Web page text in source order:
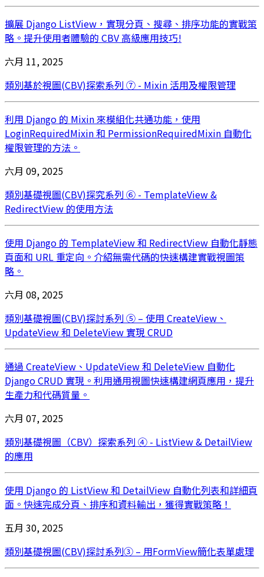
擴展 Django ListView，實現分頁、搜尋、排序功能的實戰策
略。提升使用者體驗的 CBV 高級應用技巧!
六月 11, 2025
類別基於視圖(CBV)探索系列 ⑦ - Mixin 活用及權限管理
利用 Django 的 Mixin 來模組化共通功能，使用
LoginRequiredMixin 和 PermissionRequiredMixin 自動化
權限管理的方法。
六月 09, 2025
類別基礎視圖(CBV)探究系列 ⑥ - TemplateView &
RedirectView 的使用方法
使用 Django 的 TemplateView 和 RedirectView 自動化靜態
頁面和 URL 重定向。介紹無需代碼的快速構建實戰視圖策
略。
六月 08, 2025
類別基礎視圖(CBV)探討系列 ⑤ – 使用 CreateView、
UpdateView 和 DeleteView 實現 CRUD
通過 CreateView、UpdateView 和 DeleteView 自動化
Django CRUD 實現。利用通用視圖快速構建網頁應用，提升
生產力和代碼質量。
六月 07, 2025
類別基礎視圖（CBV）探索系列 ④ - ListView & DetailView
的應用
使用 Django 的 ListView 和 DetailView 自動化列表和詳細頁
面。快速完成分頁、排序和資料輸出，獲得實戰策略！
五月 30, 2025
類別基礎視圖(CBV)探討系列③ – 用FormView簡化表單處理